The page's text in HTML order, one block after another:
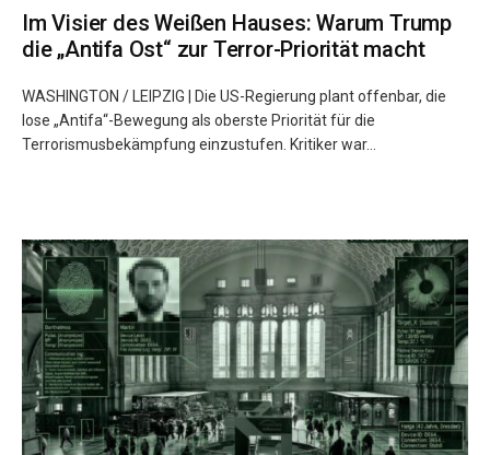
Im Visier des Weißen Hauses: Warum Trump
die „Antifa Ost“ zur Terror-Priorität macht
WASHINGTON / LEIPZIG | Die US-Regierung plant offenbar, die
lose „Antifa“-Bewegung als oberste Priorität für die
Terrorismusbekämpfung einzustufen. Kritiker war...